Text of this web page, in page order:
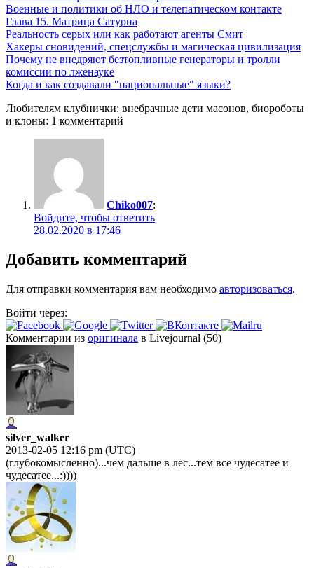
Военные и политики об НЛО и телепатическом контакте
Глава 15. Матрица Сатурна
Реальность серых или как работают агенты Смит
Хакеры сновидений, спецслужбы и магическая цивилизация
Почему не внедряют безтопливные генераторы и тролли
комиссии по лженауке
Когда и как создавали "национальные" языки?
Любителям клубнички: внебрачные дети масонов, биороботы
и клоны: 1 комментарий
Chiko007:
Войдите, чтобы ответить
28.02.2020 в 17:46
Добавить комментарий
Для отправки комментария вам необходимо авторизоваться.
Войти через:
Комментарии из оригинала в Livejournal (50)
silver_walker
2013-02-05 12:16 pm (UTC)
(глубокомысленно)...чем дальше в лес...тем все чудесатее и
чудесатее...:))))